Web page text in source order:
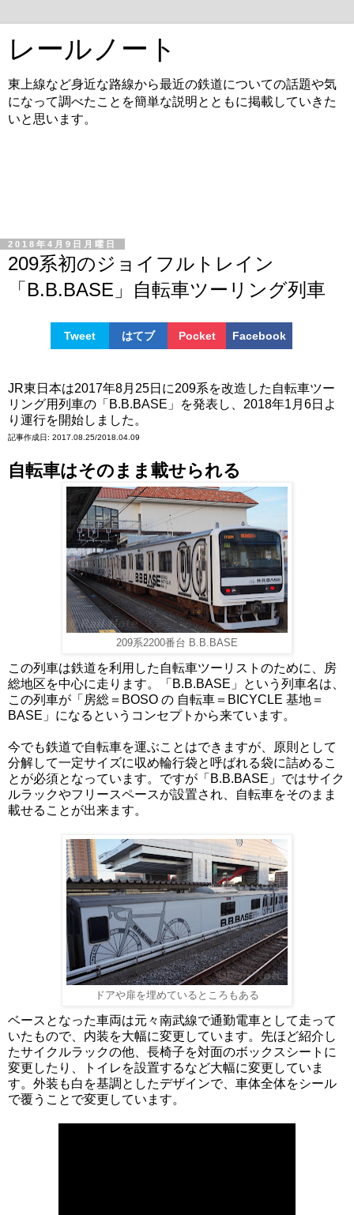
レールノート
東上線など身近な路線から最近の鉄道についての話題や気
になって調べたことを簡単な説明とともに掲載していきた
いと思います。
2018年4月9日月曜日
209系初のジョイフルトレイン
「B.B.BASE」自転車ツーリング列車
Tweet はてブ Pocket Facebook
JR東日本は2017年8月25日に209系を改造した自転車ツー
リング用列車の「B.B.BASE」を発表し、2018年1月6日よ
り運行を開始しました。
記事作成日: 2017.08.25/2018.04.09
自転車はそのまま載せられる
209系2200番台 B.B.BASE
この列車は鉄道を利用した自転車ツーリストのために、房
総地区を中心に走ります。「B.B.BASE」という列車名は、
この列車が「房総＝BOSO の 自転車＝BICYCLE 基地＝
BASE」になるというコンセプトから来ています。
今でも鉄道で自転車を運ぶことはできますが、原則として
分解して一定サイズに収め輪行袋と呼ばれる袋に詰めるこ
とが必須となっています。ですが「B.B.BASE」ではサイク
ルラックやフリースペースが設置され、自転車をそのまま
載せることが出来ます。
ドアや扉を埋めているところもある
ベースとなった車両は元々南武線で通勤電車として走って
いたもので、内装を大幅に変更しています。先ほど紹介し
たサイクルラックの他、長椅子を対面のボックスシートに
変更したり、トイレを設置するなど大幅に変更していま
す。外装も白を基調としたデザインで、車体全体をシール
で覆うことで変更しています。